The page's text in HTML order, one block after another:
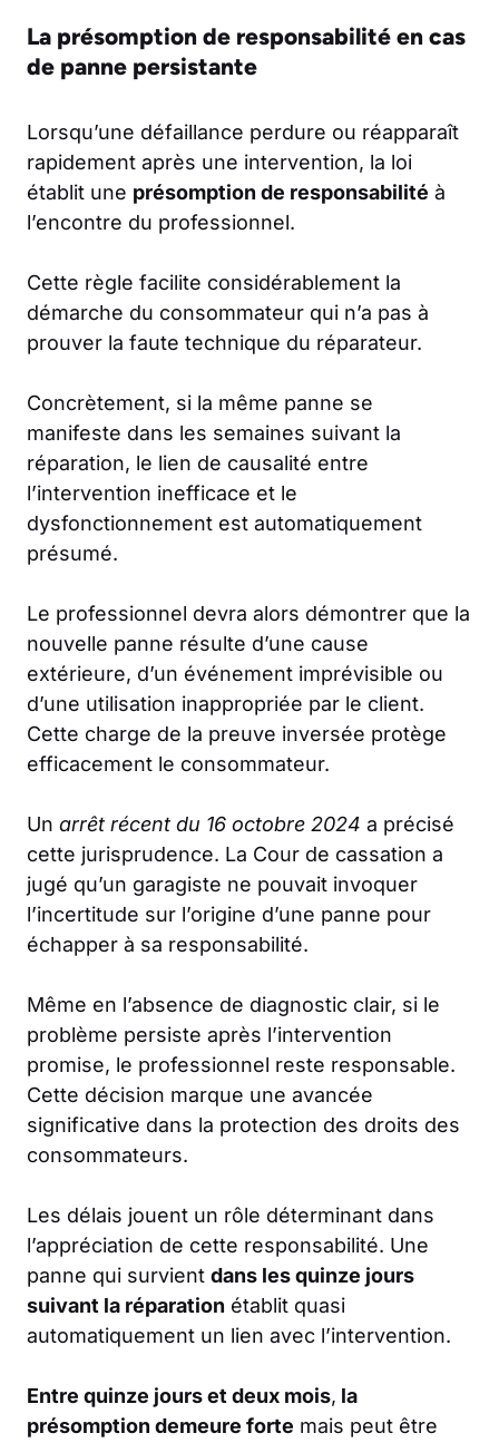
La présomption de responsabilité en cas
de panne persistante
Lorsqu’une défaillance perdure ou réapparaît
rapidement après une intervention, la loi
établit une présomption de responsabilité à
l’encontre du professionnel.
Cette règle facilite considérablement la
démarche du consommateur qui n’a pas à
prouver la faute technique du réparateur.
Concrètement, si la même panne se
manifeste dans les semaines suivant la
réparation, le lien de causalité entre
l’intervention inefficace et le
dysfonctionnement est automatiquement
présumé.
Le professionnel devra alors démontrer que la
nouvelle panne résulte d’une cause
extérieure, d’un événement imprévisible ou
d’une utilisation inappropriée par le client.
Cette charge de la preuve inversée protège
efficacement le consommateur.
Un arrêt récent du 16 octobre 2024 a précisé
cette jurisprudence. La Cour de cassation a
jugé qu’un garagiste ne pouvait invoquer
l’incertitude sur l’origine d’une panne pour
échapper à sa responsabilité.
Même en l’absence de diagnostic clair, si le
problème persiste après l’intervention
promise, le professionnel reste responsable.
Cette décision marque une avancée
significative dans la protection des droits des
consommateurs.
Les délais jouent un rôle déterminant dans
l’appréciation de cette responsabilité. Une
panne qui survient dans les quinze jours
suivant la réparation établit quasi
automatiquement un lien avec l’intervention.
Entre quinze jours et deux mois, la
présomption demeure forte mais peut être